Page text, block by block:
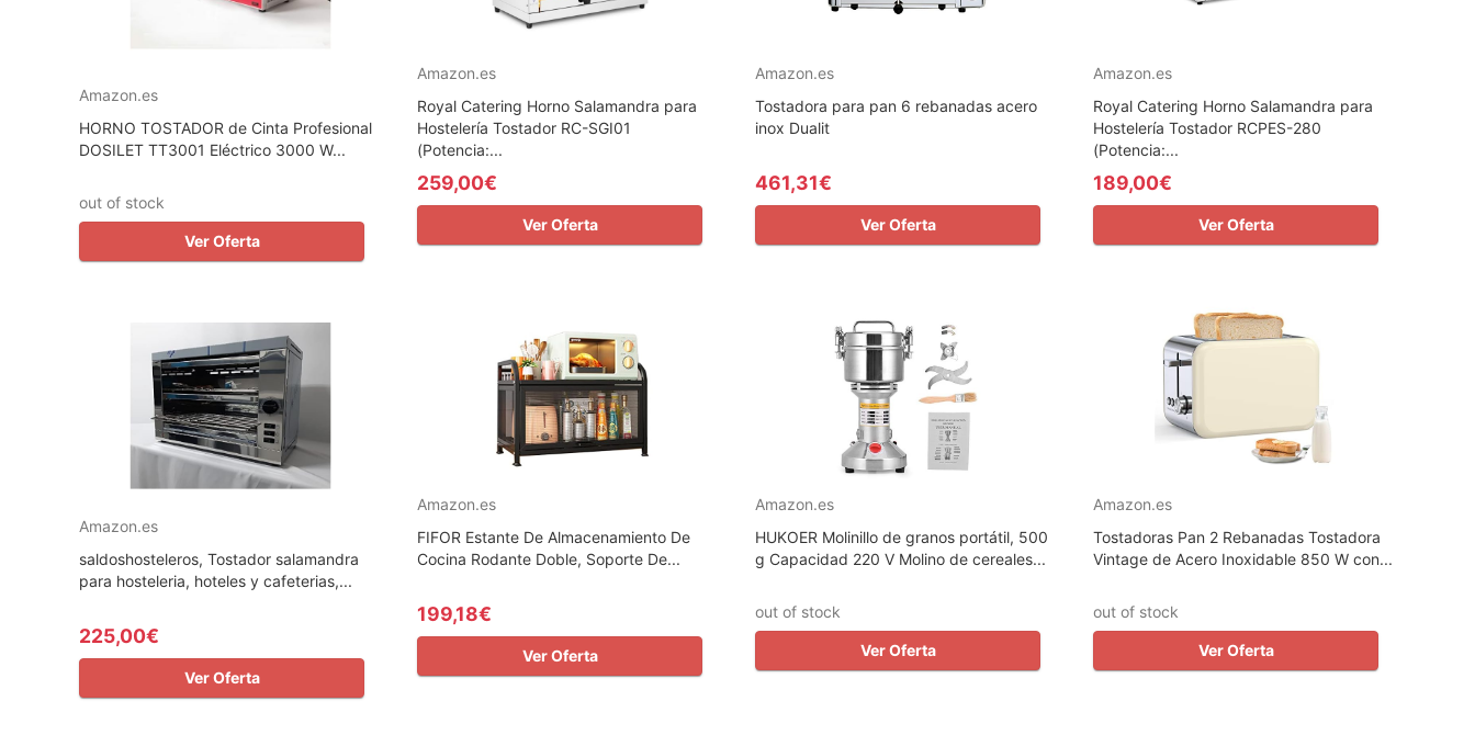
Amazon.es
HORNO TOSTADOR de Cinta Profesional
DOSILET TT3001 Eléctrico 3000 W...
out of stock
Ver Oferta
Amazon.es
Royal Catering Horno Salamandra para
Hostelería Tostador RC-SGI01
(Potencia:...
259,00€
Ver Oferta
Amazon.es
Tostadora para pan 6 rebanadas acero
inox Dualit
461,31€
Ver Oferta
Amazon.es
Royal Catering Horno Salamandra para
Hostelería Tostador RCPES-280
(Potencia:...
189,00€
Ver Oferta
Amazon.es
saldoshosteleros, Tostador salamandra
para hosteleria, hoteles y cafeterias,...
225,00€
Ver Oferta
Amazon.es
FIFOR Estante De Almacenamiento De
Cocina Rodante Doble, Soporte De...
199,18€
Ver Oferta
Amazon.es
HUKOER Molinillo de granos portátil, 500
g Capacidad 220 V Molino de cereales...
out of stock
Ver Oferta
Amazon.es
Tostadoras Pan 2 Rebanadas Tostadora
Vintage de Acero Inoxidable 850 W con...
out of stock
Ver Oferta